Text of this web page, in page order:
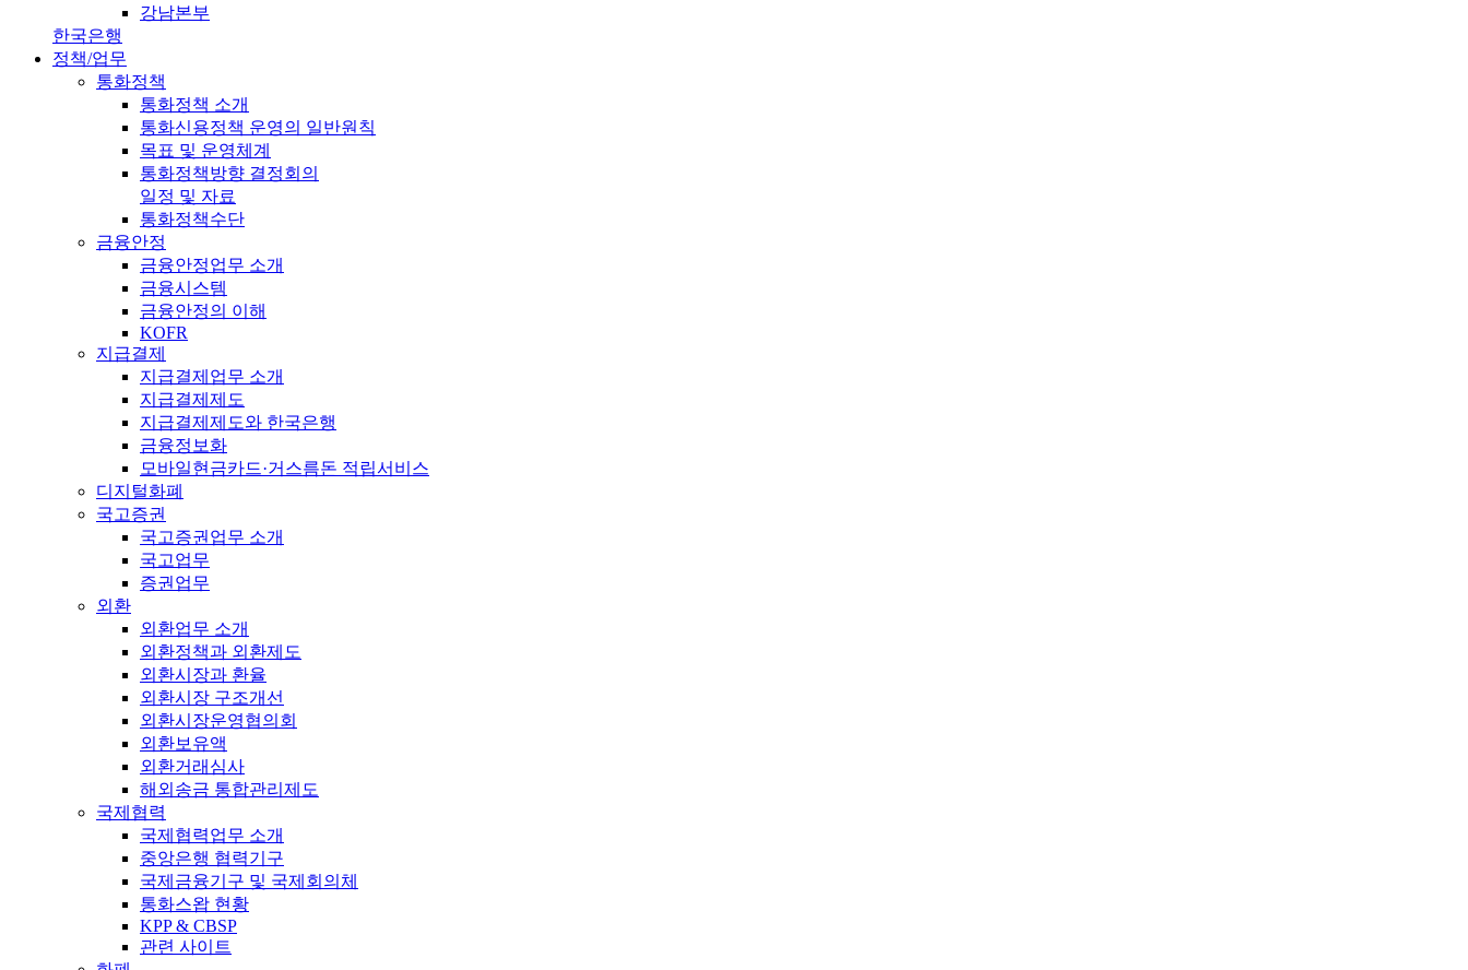
강남본부
한국은행
정책/업무
통화정책
통화정책 소개
통화신용정책 운영의 일반원칙
목표 및 운영체계
통화정책방향 결정회의
일정 및 자료
통화정책수단
금융안정
금융안정업무 소개
금융시스템
금융안정의 이해
KOFR
지급결제
지급결제업무 소개
지급결제제도
지급결제제도와 한국은행
금융정보화
모바일현금카드·거스름돈 적립서비스
디지털화폐
국고증권
국고증권업무 소개
국고업무
증권업무
외환
외환업무 소개
외환정책과 외환제도
외환시장과 환율
외환시장 구조개선
외환시장운영협의회
외환보유액
외환거래심사
해외송금 통합관리제도
국제협력
국제협력업무 소개
중앙은행 협력기구
국제금융기구 및 국제회의체
통화스왑 현황
KPP & CBSP
관련 사이트